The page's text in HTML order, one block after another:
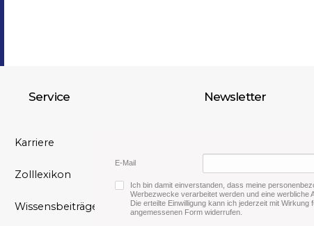
Service
Karriere
Zolllexikon
Wissensbeiträge
Newsletter
E-Mail
Ich bin damit einverstanden, dass meine
Werbezwecke verarbeitet werden und eine werbliche
Die erteilte Einwilligung kann ich jederzeit mit Wirkung
angemessenen Form widerrufen.